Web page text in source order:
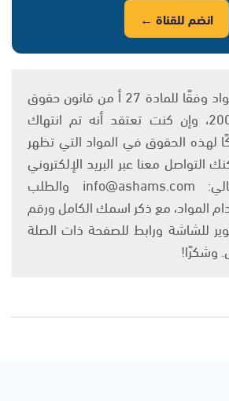
انضم للقناة ←
يتم الاستخدام المواد وفقًا للمادة 27 أ من قانون حقوق
التأليف والنشر 2007، وإن كنت تعتقد أنه تم انتهاك
لهذه الحقوق في المواد التي تظهر
التواصل معنا عبر البريد الإلكتروني
على العنوان التالي: info@ashams.com والطلب
المواد، مع ذكر اسمك الكامل ورقم
للشاشة ورابط للصفحة ذات الصلة
وشكرًا!